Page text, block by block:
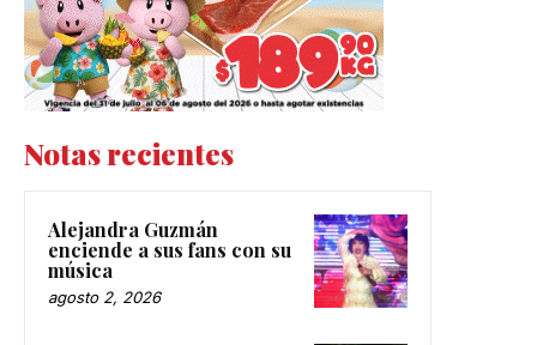
Notas recientes
Alejandra Guzmán
enciende a sus fans con su
música
agosto 2, 2026